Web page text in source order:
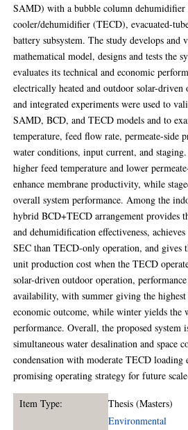
SAMD) with a bubble column
cooler/dehumidifier (TECD), evacuated-
battery subsystem. The study develops and
mathematical model, designs and tests the
evaluates its technical and economic
electrically heated and outdoor solar-
and integrated experiments were used to
SAMD, BCD, and TECD models and to
temperature, feed flow rate, permeate-side
water conditions, input current, and
higher feed temperature and lower
enhance membrane productivity, while
overall system performance. Among the
hybrid BCD+TECD arrangement provides
and dehumidification effectiveness,
SEC than TECD-only operation, and gives
unit production cost when the TECD
solar-driven outdoor operation,
availability, with summer giving the
economic outcome, while winter yields the
performance. Overall, the proposed system
simultaneous water desalination and space
condensation with moderate TECD loading
promising operating strategy for future
Item Type: Thesis (Masters)
Environmental